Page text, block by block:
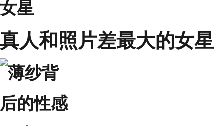
真人和照片差最大的女星